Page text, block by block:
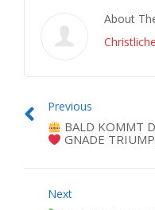
About
Previous
BALD KOMMT
GNADE
Next